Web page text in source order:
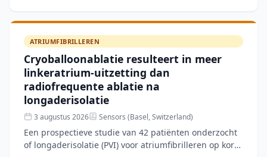
atriumfibriller
ATRIUMFIBRILLEREN
Cryoballoonablatie resulteert in meer
linkeratrium-uitzetting dan
radiofrequente ablatie na
longaderisolatie
3 augustus 2026 Sensors (Basel, Switzerland)
Een prospectieve studie van 42 patiënten onderzocht
of longaderisolatie (PVI) voor atriumfibrilleren op korte